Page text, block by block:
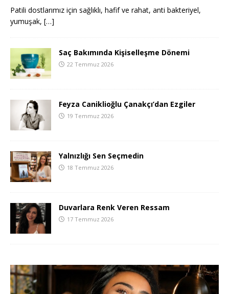
Patili dostlarımız için sağlıklı, hafif ve rahat, anti bakteriyel,
yumuşak, […]
Saç Bakımında Kişiselleşme Dönemi
22 Temmuz 2026
Feyza Caniklioğlu Çanakçı’dan Ezgiler
19 Temmuz 2026
Yalnızlığı Sen Seçmedin
18 Temmuz 2026
Duvarlara Renk Veren Ressam
17 Temmuz 2026